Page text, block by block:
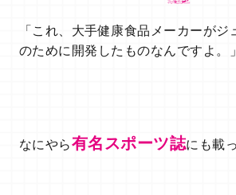
「これ、大手健康食品メーカーがジ
のために開発したものなんですよ。」
なにやら有名スポーツ誌にも載